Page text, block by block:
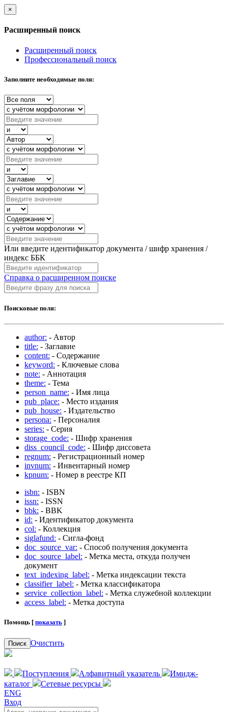
×
Расширенный поиск
Расширенный поиск
Профессиональный поиск
Заполните необходимые поля:
Или введите идентификатор документа / шифр хранения /
индекс ББК
Справка о расширенном поиске
Поисковые поля:
author: - Автор
title: - Заглавие
content: - Содержание
keyword: - Ключевые слова
note: - Аннотация
theme: - Тема
person_name: - Имя лица
pub_place: - Место издания
pub_house: - Издательство
persona: - Персоналия
series: - Серия
storage_code: - Шифр хранения
diss_council_code: - Шифр диссовета
regnum: - Регистрационный номер
invnum: - Инвентарный номер
kpnum: - Номер в реестре КП
isbn: - ISBN
issn: - ISSN
bbk: - BBK
id: - Идентификатор документа
col: - Коллекция
siglafund: - Сигла-фонд
doc_source_var: - Способ получения документа
doc_source_label: - Метка места, откуда получен
документ
text_indexing_label: - Метка индексации текста
classifier_label: - Метка классификатора
service_collection_label: - Метка служебной коллекции
access_label: - Метка доступа
Помощь [ показать ]
Поиск Очистить
Поступления Алфавитный указатель
Имидж-
каталог
Сетевые ресурсы
ENG
Вход